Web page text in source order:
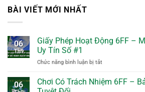
BÀI VIẾT MỚI NHẤT
06
Th9
Giấy Phép Hoạt Động 6FF –
Uy Tín Số #1
Chức năng bình luận bị tắtở
Phép
Hoạt
06
Chơi Có Trách Nhiệm 6FF –